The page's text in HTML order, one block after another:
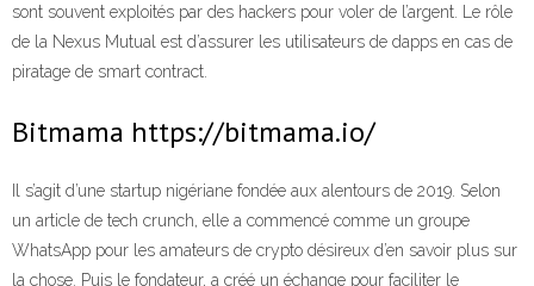
sont souvent exploités par des hackers pour voler de l’argent. Le rôle
de la Nexus Mutual est d’assurer les utilisateurs de dapps en cas de
piratage de smart contract.
Bitmama https://bitmama.io/
Il s’agit d’une startup nigériane fondée aux alentours de 2019. Selon
un article de tech crunch, elle a commencé comme un groupe
WhatsApp pour les amateurs de crypto désireux d’en savoir plus sur
la chose. Puis le fondateur, a créé un échange pour faciliter le